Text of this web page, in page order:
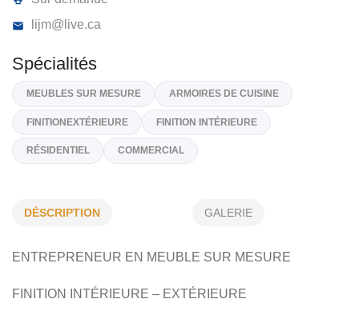
LES INSTALLATIONS JÉRÔME
225, Rue Des Tournesols, St-Ambroise-de-Kildare,
1C0
(450) 803-2227
Sur demande
FINITIONEXTÉRIEURE FINITION INTÉRIEURE
DÉSCRIPTION GALERIE
ENTREPRENEUR EN MEUBLE SUR MESURE
FINITION INTÉRIEURE – EXTÉRIEURE